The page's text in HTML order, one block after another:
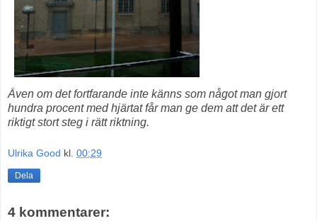
Även om det fortfarande inte känns som något man gjort
hundra procent med hjärtat får man ge dem att det är ett
riktigt stort steg i rätt riktning.
Ulrika Good kl. 00:29
Dela
4 kommentarer: